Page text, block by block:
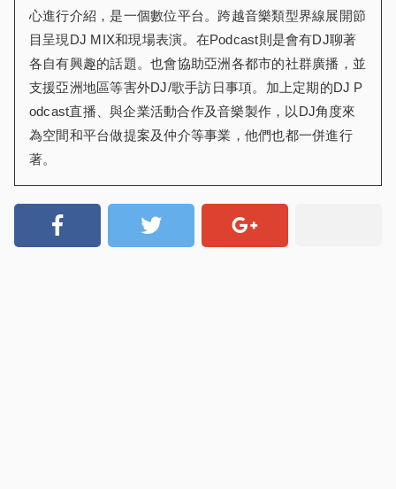
心進行介紹，是一個數位平台。跨越音樂類型界線展開節
目呈現DJ MIX和現場表演。在Podcast則是會有DJ聊著
各自有興趣的話題。也會協助亞洲各都市的社群廣播，並
支援亞洲地區等害外DJ/歌手訪日事項。加上定期的DJ P
odcast直播、與企業活動合作及音樂製作，以DJ角度來
為空間和平台做提案及仲介等事業，他們也都一併進行
著。